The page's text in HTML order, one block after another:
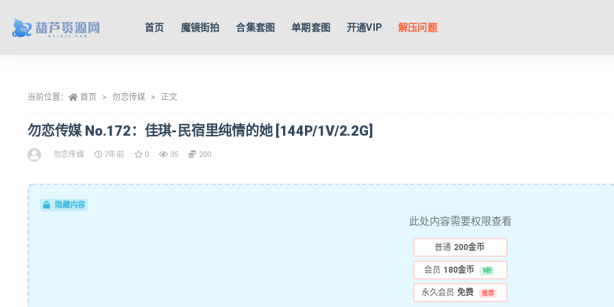
首页 魔镜街拍 合集套图 单期套图 开通VIP 解压问题
当前位置： 首页 勿恋传媒 正文
勿恋传媒 No.172：佳琪-民宿里纯情的她 [144P/1V/2.2G]
勿恋传媒 7年前 0 35 200
隐藏内容
此处内容需要权限查看
普通 200金币
会员 180金币 9折
永久会员 免费 推荐
全部